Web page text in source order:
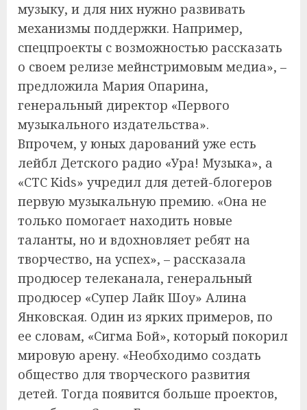
музыку, и для них нужно развивать
механизмы поддержки. Например,
спецпроекты с возможностью рассказать
о своем релизе мейнстримовым медиа», –
предложила Мария Опарина,
генеральный директор «Первого
музыкального издательства».
Впрочем, у юных дарований уже есть
лейбл Детского радио «Ура! Музыка», а
«СТС Kids» учредил для детей-блогеров
первую музыкальную премию. «Она не
только помогает находить новые
таланты, но и вдохновляет ребят на
творчество, на успех», – рассказала
продюсер телеканала, генеральный
продюсер «Супер Лайк Шоу» Алина
Янковская. Один из ярких примеров, по
ее словам, «Сигма Бой», который покорил
мировую арену. «Необходимо создать
общество для творческого развития
детей. Тогда появится больше проектов,